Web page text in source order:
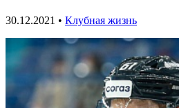
30.12.2021 • Клубная жизнь